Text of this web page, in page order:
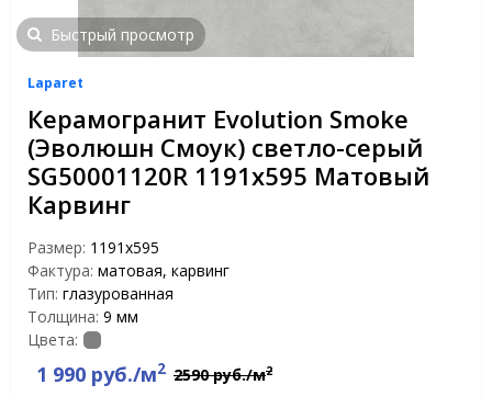
Быстрый просмотр
Laparet
Керамогранит Evolution Smoke
(Эволюшн Смоук) светло-серый
SG50001120R 1191x595 Матовый
Карвинг
Размер: 1191x595
Фактура: матовая, карвинг
Тип: глазурованная
Толщина: 9 мм
Цвета:
1 990 руб./м2 2590 руб./м2